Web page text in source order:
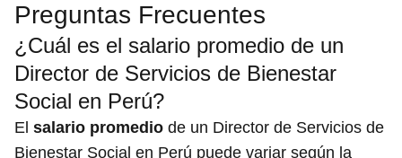
Preguntas Frecuentes
¿Cuál es el salario promedio de un
Director de Servicios de Bienestar
Social en Perú?
El salario promedio de un Director de Servicios de
Bienestar Social en Perú puede variar según la